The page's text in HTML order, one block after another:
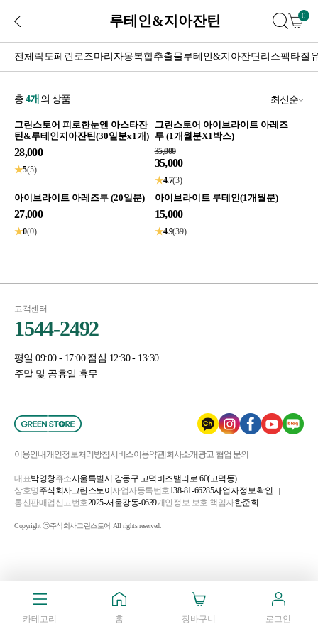
카테고리 홈 장바구니 로그인
루테인&지아잔틴 0
전체 락토페린 로즈마리자몽복합추출물루테인&지아잔틴 리스펙타질
총 4개 의 상품 최신순
그린스토어 피로한눈엔 아스타잔
틴&루테인지아잔틴(30일분x1개)
28,000
★5(5)
그린스토어 아이브라이트 아레즈
투 (1개월분X1박스)
35,000
35,000
★4.7(3)
아이브라이트 아레즈투 (20일분)
27,000
★0(0)
아이브라이트 루테인(1개월분)
15,000
★4.9(39)
고객센터
1544-2492
평일 09:00 - 17:00 점심 12:30 - 13:30
주말 및 공휴일 휴무
이용안내개인정보처리방침 서비스이용약관회사소개 광고·협업 문의
대표박영창주소서울특별시 강동구 고덕비즈밸리로 60(고덕동)
상호명 주식회사그린스토어사업자등록번호138-81-66285사업자정보확인
통신판매업신고번호2025-서울강동-0639개인정보 보호 책임자한준희
Copyright ⓒ주식회사그린스토어 All rights reserved.